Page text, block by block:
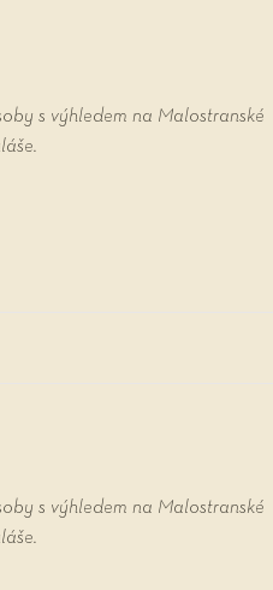
s výhledem na Malostranské
s výhledem na Malostranské